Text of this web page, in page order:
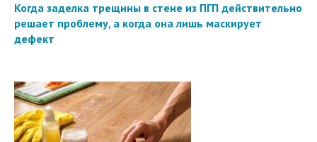
Когда заделка трещины в стене из ПГП действительно
решает проблему, а когда она лишь маскирует
дефект